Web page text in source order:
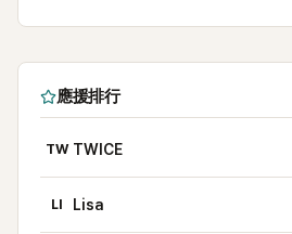
應援排行
TW TWICE
LI Lisa